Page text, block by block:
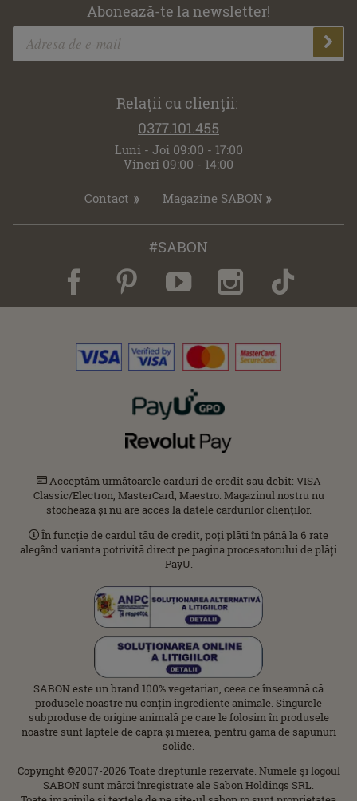
Abonează-te la newsletter!
Relaţii cu clienţii:
0377.101.455
Luni - Joi 09:00 - 17:00
Vineri 09:00 - 14:00
Contact Magazine SABON
#SABON
Acceptăm următoarele carduri de credit sau debit: VISA
Classic/Electron, MasterCard, Maestro. Magazinul nostru nu
stochează și nu are acces la datele cardurilor clienților.
În funcție de cardul tău de credit, poți plăti în până la 6 rate
alegând varianta potrivită direct pe pagina procesatorului de plăți
PayU.
SABON este un brand 100% vegetarian, ceea ce înseamnă că
produsele noastre nu conțin ingrediente animale. Singurele
subproduse de origine animală pe care le folosim în produsele
noastre sunt laptele de capră și mierea, pentru gama de săpunuri
solide.
Copyright ©2007-2026 Toate drepturile rezervate. Numele şi logoul
SABON sunt mărci înregistrate ale Sabon Holdings SRL.